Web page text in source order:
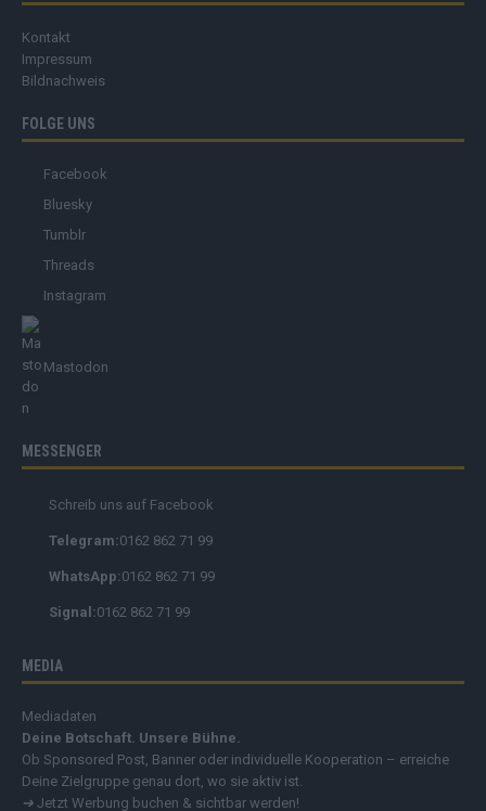
Kontakt
Impressum
Bildnachweis
FOLGE UNS
Facebook
Bluesky
Tumblr
Threads
Instagram
Mastodon
MESSENGER
Schreib uns auf Facebook
Telegram:0162 862 71 99
WhatsApp:0162 862 71 99
Signal:0162 862 71 99
MEDIA
Mediadaten
Deine Botschaft. Unsere Bühne.
Ob Sponsored Post, Banner oder individuelle Kooperation – erreiche
Deine Zielgruppe genau dort, wo sie aktiv ist.
➔ Jetzt Werbung buchen & sichtbar werden!